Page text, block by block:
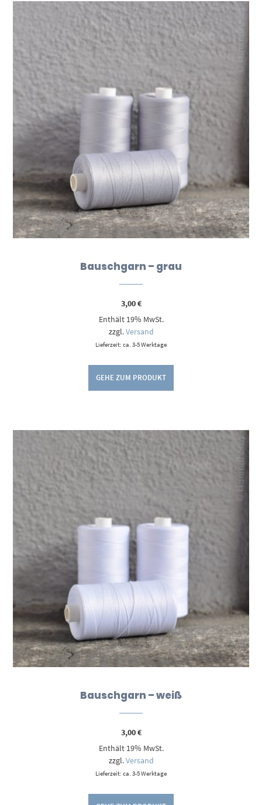
Bauschgarn – grau
3,00€
Enthält 19% MwSt.
zzgl.Versand
Lieferzeit: ca. 3-5 Werktage
GEHE ZUM PRODUKT
Bauschgarn – weiß
3,00€
Enthält 19% MwSt.
zzgl.Versand
Lieferzeit: ca. 3-5 Werktage